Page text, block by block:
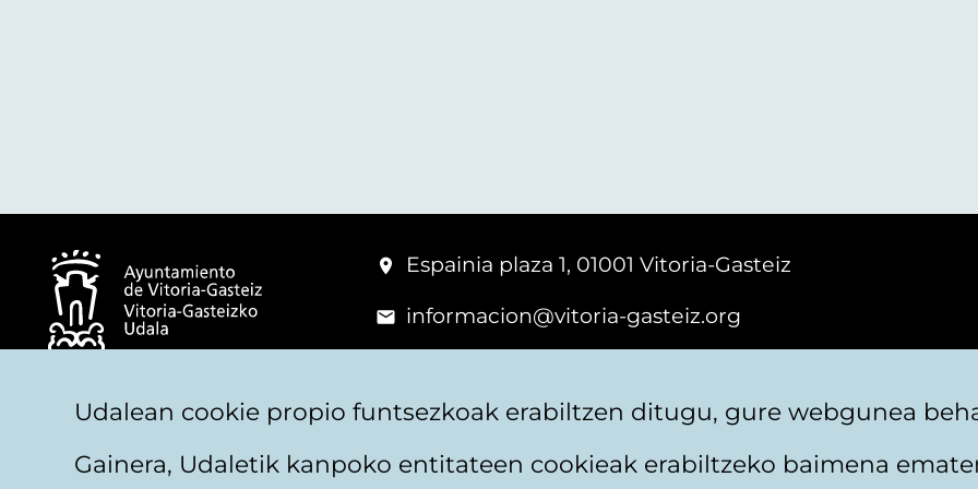
© Vitoria-Gasteizko Udala
Espainia plaza 1, 01001 Vitoria-Gasteiz
informacion@vitoria-gasteiz.org
Udalean cookie propio funtsezkoak erabiltzen ditugu, gure webgunea
Gainera, Udaletik kanpoko entitateen cookieak erabiltzeko baimena